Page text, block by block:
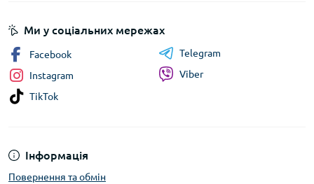
Інформація
Повернення та обмін
Ми у соціальних мережах
Facebook
Instagram
TikTok
Telegram
Viber